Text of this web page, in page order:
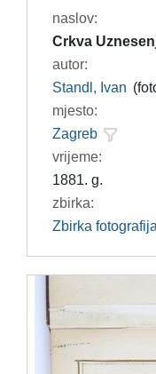
naslov:
Crkva
autor:
Standl, Ivan
mjesto:
Zagreb
vrijeme:
1881. g.
zbirka:
Zbirka